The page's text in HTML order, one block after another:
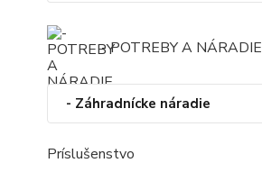
- POTREBY A NÁRADIE
- Záhradnícke náradie
Príslušenstvo